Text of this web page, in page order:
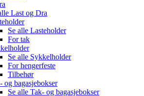
Last og Dra
Se alle Lasteholder
For tak
Se alle Sykkelholder
For hengerfeste
Tilbehør
og bagasjebokser
Se alle Tak- og bagasjebokser